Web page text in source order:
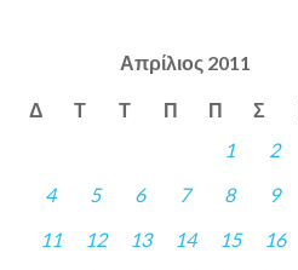
Απρίλιος 2011
Δ Τ Τ Π Π Σ
1 2
4
5 6 7 8 9
11
12 13 14 15 16